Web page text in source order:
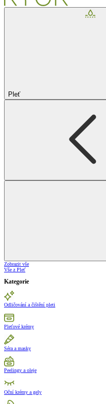
Pleť
Zobrazit vše
Vše z Pleť
Kategorie
Odličování a čištění pleti
Pleťové krémy
Séra a masky
Peelingy a oleje
Oční krémy a gely